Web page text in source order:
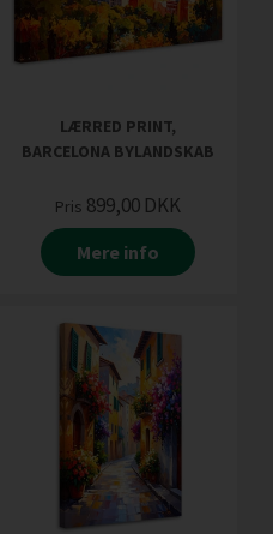
LÆRRED PRINT,
BARCELONA BYLANDSKAB
Pris 899,00 DKK
Mere info